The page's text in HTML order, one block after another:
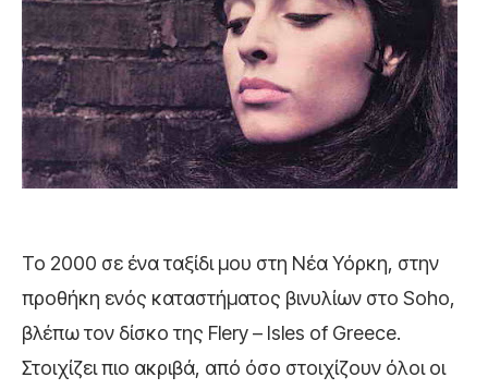
Το 2000 σε ένα ταξίδι μου στη Νέα Υόρκη, στην
προθήκη ενός καταστήματος βινυλίων στο Soho,
βλέπω τον δίσκο της Flery – Isles of Greece.
Στοιχίζει πιο ακριβά, από όσο στοιχίζουν όλοι οι